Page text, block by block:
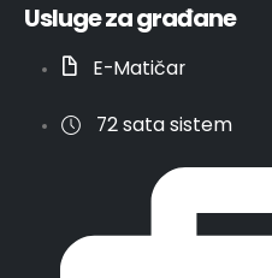
Usluge za građane
E-Matičar
72 sata sistem